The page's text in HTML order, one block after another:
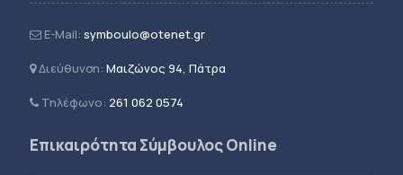
E-Mail: symboulo@otenet.gr
Διεύθυνση: Μαιζώνος 94, Πάτρα
Τηλέφωνο: 261 062 0574
Επικαιρότητα Σύμβουλος Online